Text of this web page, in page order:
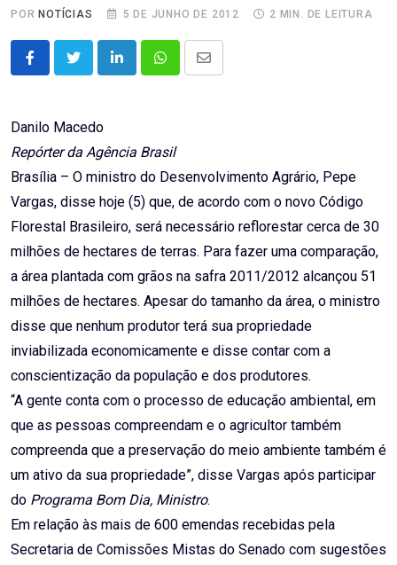
POR NOTÍCIAS 5 DE JUNHO DE 2012 2 MIN. DE LEITURA
LinkedInWhatsappShare
Danilo Macedo
Repórter da Agência Brasil
Brasília – O ministro do Desenvolvimento Agrário, Pepe
Vargas, disse hoje (5) que, de acordo com o novo Código
Florestal Brasileiro, será necessário reflorestar cerca de 30
milhões de hectares de terras. Para fazer uma comparação,
a área plantada com grãos na safra 2011/2012 alcançou 51
milhões de hectares. Apesar do tamanho da área, o ministro
disse que nenhum produtor terá sua propriedade
inviabilizada economicamente e disse contar com a
conscientização da população e dos produtores.
“A gente conta com o processo de educação ambiental, em
que as pessoas compreendam e o agricultor também
compreenda que a preservação do meio ambiente também é
um ativo da sua propriedade”, disse Vargas após participar
do Programa Bom Dia, Ministro.
Em relação às mais de 600 emendas recebidas pela
Secretaria de Comissões Mistas do Senado com sugestões